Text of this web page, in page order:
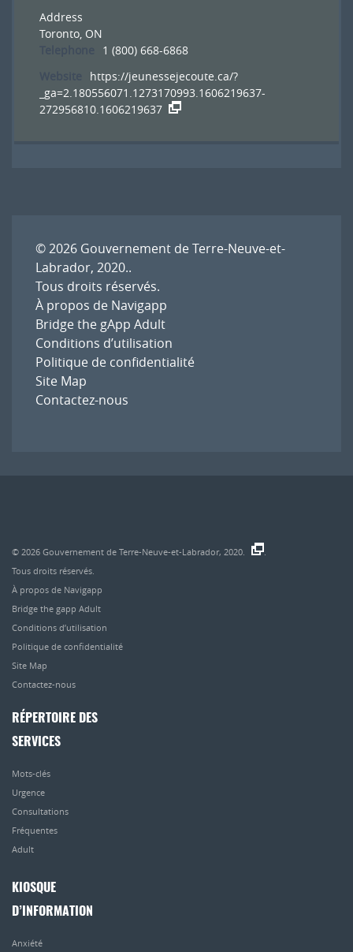
Address
Toronto, ON
1 (800) 668-6868
https://jeunessejecoute.ca/?
_ga=2.180556071.1273170993.1606219637-
272956810.1606219637
© 2026 Gouvernement de Terre-Neuve-et-
Labrador, 2020..
Tous droits réservés.
À propos de Navigapp
Bridge the gApp Adult
Conditions d’utilisation
Politique de confidentialité
Site Map
Contactez-nous
© 2026 Gouvernement de Terre-Neuve-et-Labrador, 2020.
Tous droits réservés.
À propos de Navigapp
Bridge the gapp Adult
Conditions d’utilisation
Politique de confidentialité
Site Map
Contactez-nous
RÉPERTOIRE DES
SERVICES
Mots-clés
Urgence
Consultations
Fréquentes
Adult
KIOSQUE
D’INFORMATION
Anxiété